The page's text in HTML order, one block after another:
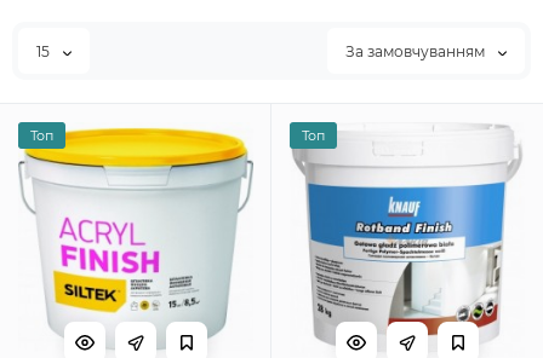
15 За замовчуванням
Топ Топ